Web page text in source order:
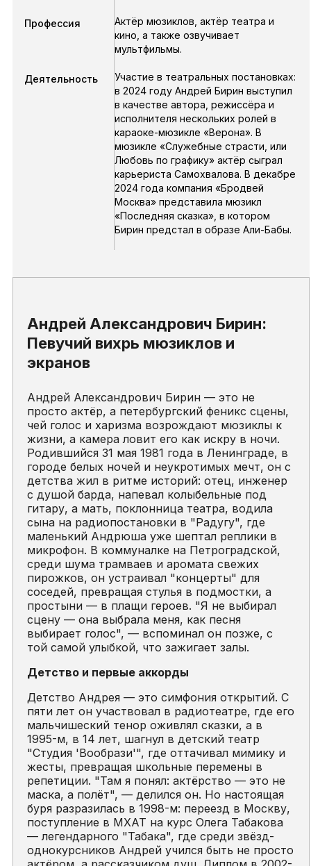
Профессия
Актёр мюзиклов, актёр театра и
кино, а также озвучивает
мультфильмы.
Деятельность
Участие в театральных постановках:
в 2024 году Андрей Бирин выступил
в качестве автора, режиссёра и
исполнителя нескольких ролей в
караоке-мюзикле «Верона». В
мюзикле «Служебные страсти, или
Любовь по графику» актёр сыграл
карьериста Самохвалова. В декабре
2024 года компания «Бродвей
Москва» представила мюзикл
«Последняя сказка», в котором
Бирин предстал в образе Али-Бабы.
Андрей Александрович Бирин:
Певучий вихрь мюзиклов и
экранов
Андрей Александрович Бирин — это не
просто актёр, а петербургский феникс сцены,
чей голос и харизма возрождают мюзиклы к
жизни, а камера ловит его как искру в ночи.
Родившийся 31 мая 1981 года в Ленинграде, в
городе белых ночей и неукротимых мечт, он с
детства жил в ритме историй: отец, инженер
с душой барда, напевал колыбельные под
гитару, а мать, поклонница театра, водила
сына на радиопостановки в "Радугу", где
маленький Андрюша уже шептал реплики в
микрофон. В коммуналке на Петроградской,
среди шума трамваев и аромата свежих
пирожков, он устраивал "концерты" для
соседей, превращая стулья в подмостки, а
простыни — в плащи героев. "Я не выбирал
сцену — она выбрала меня, как песня
выбирает голос", — вспоминал он позже, с
той самой улыбкой, что зажигает залы.
Детство и первые аккорды
Детство Андрея — это симфония открытий. С
пяти лет он участвовал в радиотеатре, где его
мальчишеский тенор оживлял сказки, а в
1995-м, в 14 лет, шагнул в детский театр
"Студия 'Вообрази'", где оттачивал мимику и
жесты, превращая школьные перемены в
репетиции. "Там я понял: актёрство — это не
маска, а полёт", — делился он. Но настоящая
буря разразилась в 1998-м: переезд в Москву,
поступление в МХАТ на курс Олега Табакова
— легендарного "Табака", где среди звёзд-
однокурсников Андрей учился быть не просто